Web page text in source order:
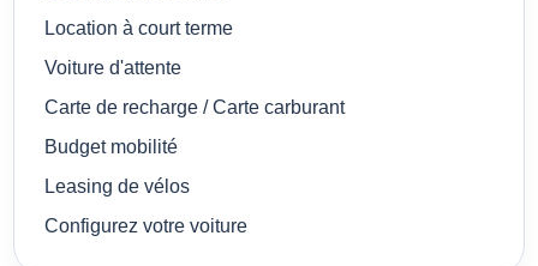
Location à court terme
Voiture d'attente
Carte de recharge / Carte carburant
Budget mobilité
Leasing de vélos
Configurez votre voiture